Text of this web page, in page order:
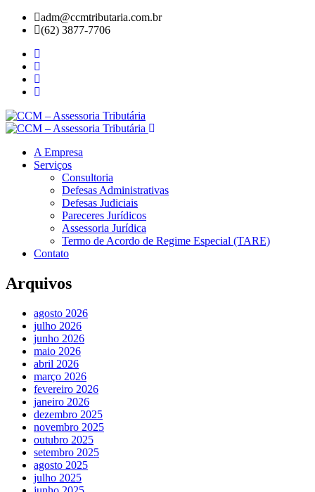
adm@ccmtributaria.com.br
(62) 3877-7706
A Empresa
Serviços
Consultoria
Defesas Administrativas
Defesas Judiciais
Pareceres Jurídicos
Assessoria Jurídica
Termo de Acordo de Regime Especial (TARE)
Contato
Arquivos
agosto 2026
julho 2026
junho 2026
maio 2026
abril 2026
março 2026
fevereiro 2026
janeiro 2026
dezembro 2025
novembro 2025
outubro 2025
setembro 2025
agosto 2025
julho 2025